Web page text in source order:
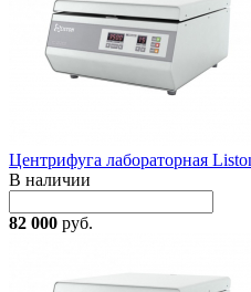
Центрифуга лабораторная
В наличии
82 000 руб.